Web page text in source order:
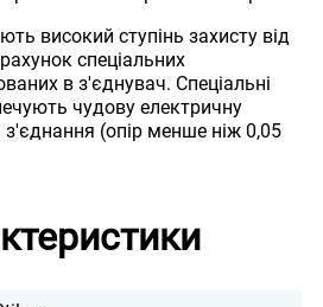
високий ступінь захисту від
спеціальних
в з'єднувач. Спеціальні
чудову електричну
з'єднання (опір менше ніж 0,05